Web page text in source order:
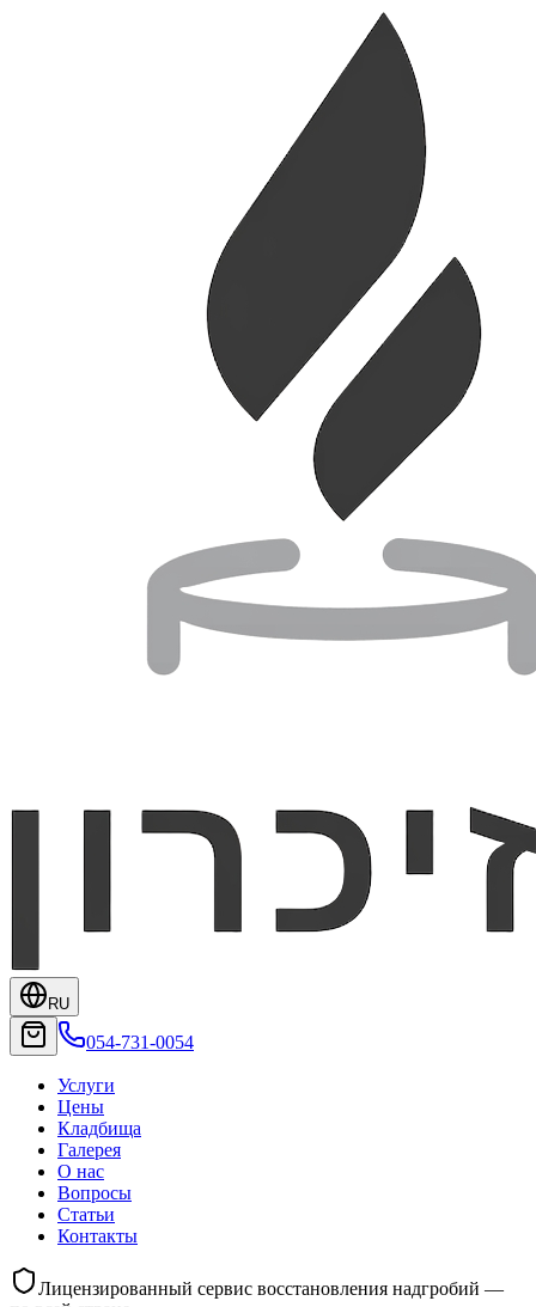
RU
054-731-0054
Услуги
Цены
Кладбища
Галерея
О нас
Вопросы
Статьи
Контакты
Лицензированный сервис восстановления надгробий —